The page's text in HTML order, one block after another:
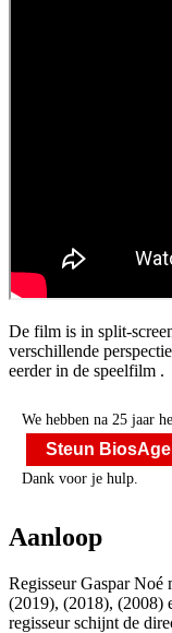
De film is in split-
verschillende
eerder in de speelfilm .
We hebben na 25 jaar
Steun
Dank voor je hulp.
Aanloop
Regisseur Gaspar Noé
(2019), (2018), (2008)
regisseur schijnt de